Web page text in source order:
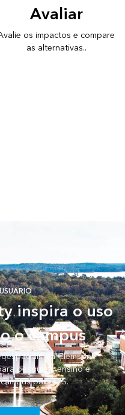
Avaliar
os impactos e compare
as alternativas..
inspira o uso
o campus
da Clemson
pesquisa, ensino e
para GIS.